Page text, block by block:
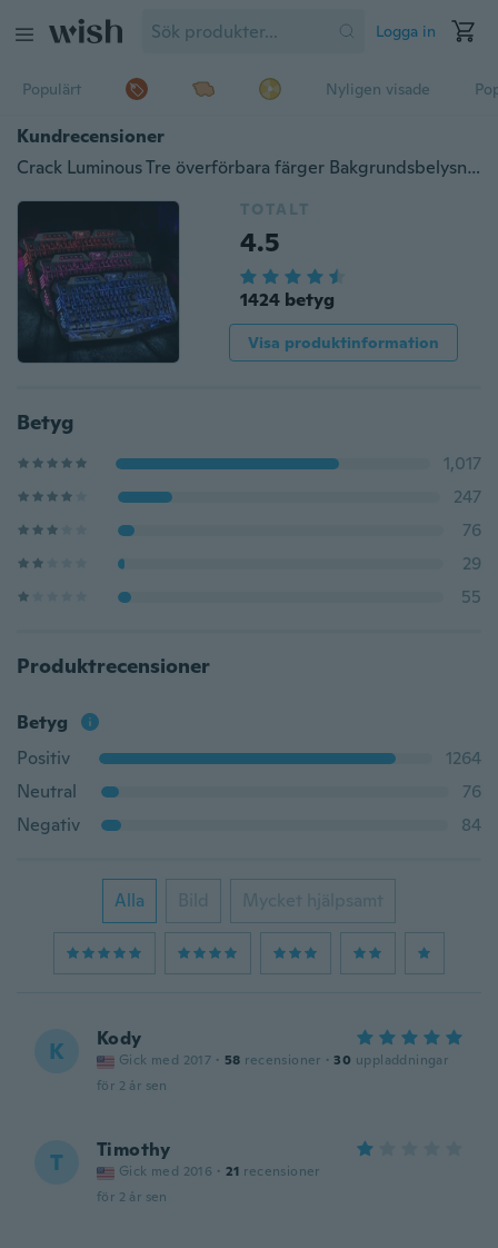
Logga in
Populärt Nyligen visade
Kundrecensioner
Crack Luminous Tre överförbara färger Bakgrundsbelysning Gaming Tangentbord USB-dator tangentbord (färg svart)
TOTALT
4.5
1424 betyg
Visa produktinformation
Betyg
1,017
247
76
29
55
Produktrecensioner
Betyg
Positiv
1264
Neutral
76
Negativ
84
Alla Bild Mycket hjälpsamt
K Kody
Gick med 2017 · 58 recensioner · 30 uppladdningar
för 2 år sen
T Timothy
Gick med 2016 · 21 recensioner
för 2 år sen